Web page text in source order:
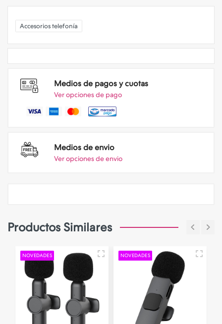
Accesorios telefonía
Medios de pagos y cuotas
Ver opciones de pago
Medios de envio
Ver opciones de envio
Productos Similares
NOVEDADES NOVEDADES